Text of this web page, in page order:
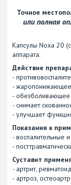
Точное
или полная
Капсулы Noxa 20
аппарата.
Действие
-
-
- обезболивающее;
- снимает
- улучшает
Показания к
- воспалительные
-
Суставит
- артрит,
- артроз,